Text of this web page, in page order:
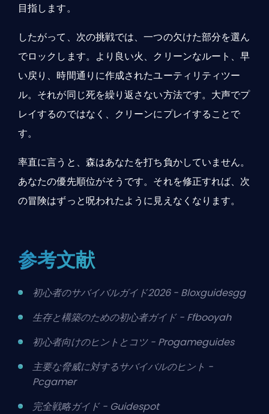
目指します。
したがって、次の挑戦では、一つの欠けた部分を選ん
でロックします。より良い火、クリーンなルート、早
い戻り、時間通りに作成されたユーティリティツー
ル。それが同じ死を繰り返さない方法です。大声でプ
レイするのではなく、クリーンにプレイすることで
す。
率直に言うと、森はあなたを打ち負かしていません。
あなたの優先順位がそうです。それを修正すれば、次
の冒険はずっと呪われたように見えなくなります。
参考文献
初心者のサバイバルガイド2026 - Bloxguidesgg
生存と構築のための初心者ガイド - Ffbooyah
初心者向けのヒントとコツ - Progameguides
主要な脅威に対するサバイバルのヒント -
Pcgamer
完全戦略ガイド - Guidespot